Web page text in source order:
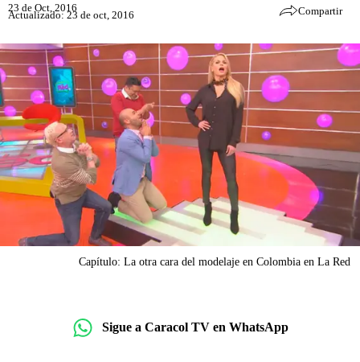
23 de Oct, 2016
Actualizado: 23 de oct, 2016 Compartir
Capítulo: La otra cara del modelaje en Colombia en La Red
Sigue a Caracol TV en WhatsApp